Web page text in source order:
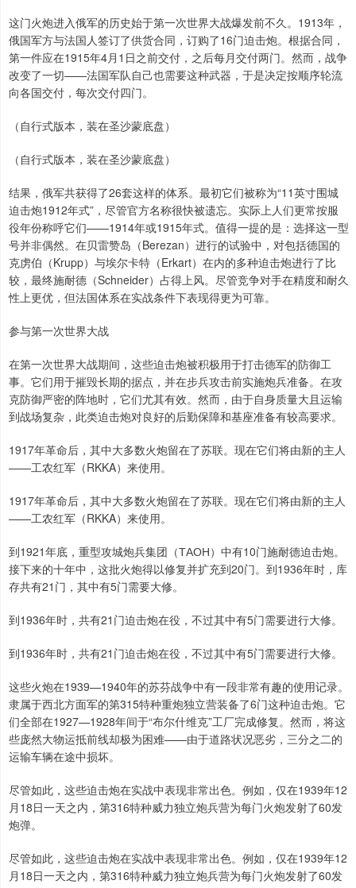
这门火炮进入俄军的历史始于第一次世界大战爆发前不久。1913年，
俄国军方与法国人签订了供货合同，订购了16门迫击炮。根据合同，
第一件应在1915年4月1日之前交付，之后每月交付两门。然而，战争
改变了一切——法国军队自己也需要这种武器，于是决定按顺序轮流
向各国交付，每次交付四门。
（自行式版本，装在圣沙蒙底盘）
（自行式版本，装在圣沙蒙底盘）
结果，俄军共获得了26套这样的体系。最初它们被称为“11英寸围城
迫击炮1912年式”，尽管官方名称很快被遗忘。实际上人们更常按服
役年份称呼它们——1914年或1915年式。值得一提的是：选择这一型
号并非偶然。在贝雷赞岛（Berezan）进行的试验中，对包括德国的
克虏伯（Krupp）与埃尔卡特（Erkart）在内的多种迫击炮进行了比
较，最终施耐德（Schneider）占得上风。尽管竞争对手在精度和耐久
性上更优，但法国体系在实战条件下表现得更为可靠。
参与第一次世界大战
在第一次世界大战期间，这些迫击炮被积极用于打击德军的防御工
事。它们用于摧毁长期的据点，并在步兵攻击前实施炮兵准备。在攻
克防御严密的阵地时，它们尤其有效。然而，由于自身质量大且运输
到战场复杂，此类迫击炮对良好的后勤保障和基座准备有较高要求。
1917年革命后，其中大多数火炮留在了苏联。现在它们将由新的主人
——工农红军（RKKA）来使用。
1917年革命后，其中大多数火炮留在了苏联。现在它们将由新的主人
——工农红军（RKKA）来使用。
到1921年底，重型攻城炮兵集团（ТАОН）中有10门施耐德迫击炮。
接下来的十年中，这批火炮得以修复并扩充到20门。到1936年时，库
存共有21门，其中有5门需要大修。
到1936年时，共有21门迫击炮在役，不过其中有5门需要进行大修。
到1936年时，共有21门迫击炮在役，不过其中有5门需要进行大修。
这些火炮在1939—1940年的苏芬战争中有一段非常有趣的使用记录。
隶属于西北方面军的第315特种重炮独立营装备了6门这种迫击炮。它
们全部在1927—1928年间于“布尔什维克”工厂完成修复。然而，将这
些庞然大物运抵前线却极为困难——由于道路状况恶劣，三分之二的
运输车辆在途中损坏。
尽管如此，这些迫击炮在实战中表现非常出色。例如，仅在1939年12
月18日一天之内，第316特种威力独立炮兵营为每门火炮发射了60发
炮弹。
尽管如此，这些迫击炮在实战中表现非常出色。例如，仅在1939年12
月18日一天之内，第316特种威力独立炮兵营为每门火炮发射了60发